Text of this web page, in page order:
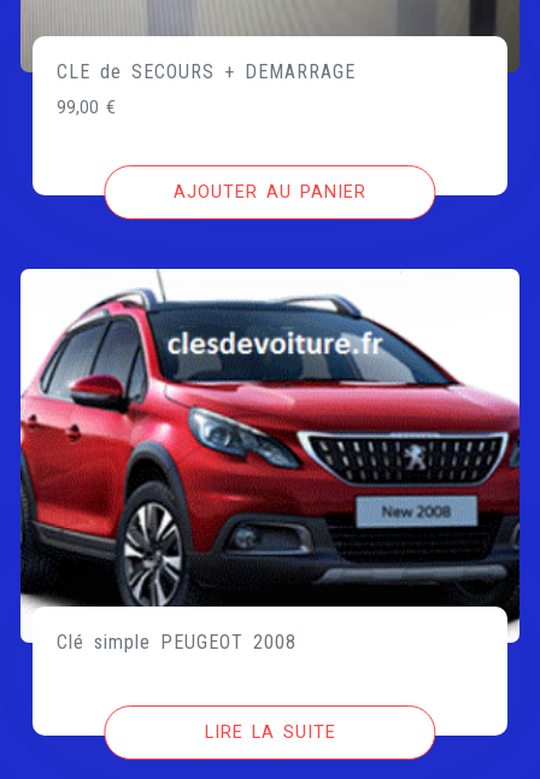
CLE de SECOURS + DEMARRAGE
99,00€
AJOUTER AU PANIER
Clé simple PEUGEOT 2008
LIRE LA SUITE